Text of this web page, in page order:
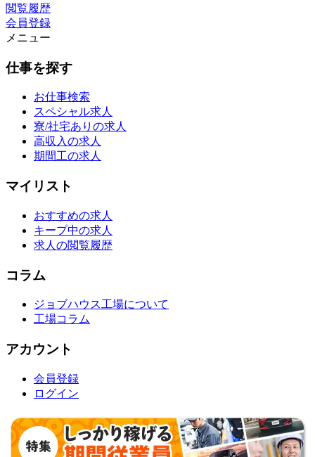
閲覧履歴
会員登録
メニュー
仕事を探す
お仕事検索
スペシャル求人
寮/社宅ありの求人
高収入の求人
期間工の求人
マイリスト
おすすめの求人
キープ中の求人
求人の閲覧履歴
コラム
ジョブハウス工場について
工場コラム
アカウント
会員登録
ログイン